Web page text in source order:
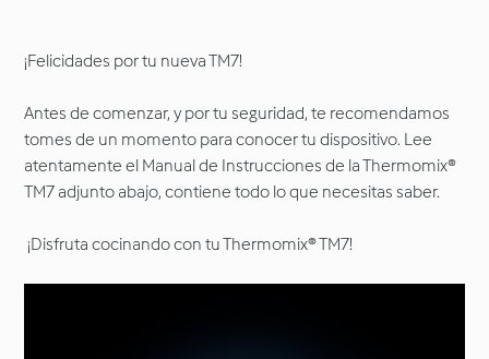
¡Felicidades por tu nueva TM7!
Antes de comenzar, y por tu seguridad, te recomendamos
tomes de un momento para conocer tu dispositivo. Lee
atentamente el Manual de Instrucciones de la Thermomix®
TM7 adjunto abajo, contiene todo lo que necesitas saber.
¡Disfruta cocinando con tu Thermomix® TM7!